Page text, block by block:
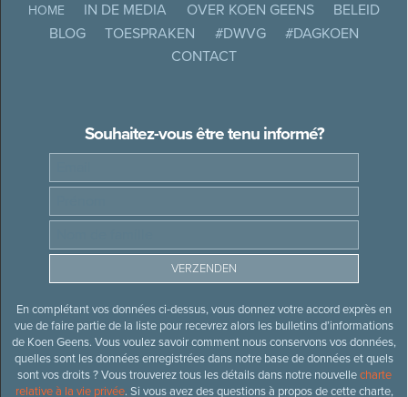
HOME IN DE MEDIA OVER KOEN GEENS
BELEID
BLOG
TOESPRAKEN #DWVG
#DAGKOEN
CONTACT
Souhaitez-vous être tenu informé?
En complétant vos données ci-dessus, vous donnez votre accord exprès en
vue de faire partie de la liste pour recevrez alors les bulletins d’informations
de Koen Geens. Vous voulez savoir comment nous conservons vos données,
quelles sont les données enregistrées dans notre base de données et quels
sont vos droits ? Vous trouverez tous les détails dans notre nouvellecharte
relative à la vie privée. Si vous avez des questions à propos de cette charte,